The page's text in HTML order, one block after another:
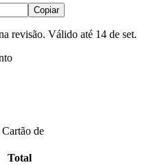
Copiar
revisão. Válido até 14 de set.
de
Total